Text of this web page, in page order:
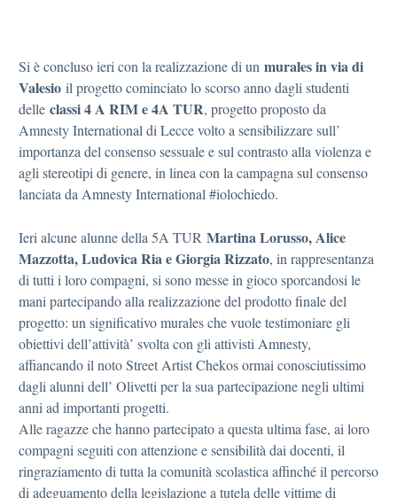
Si è concluso ieri con la realizzazione di un murales in via di
Valesio il progetto cominciato lo scorso anno dagli studenti
delle classi 4 A RIM e 4A TUR, progetto proposto da
Amnesty International di Lecce volto a sensibilizzare sull’
importanza del consenso sessuale e sul contrasto alla violenza e
agli stereotipi di genere, in linea con la campagna sul consenso
lanciata da Amnesty International #iolochiedo.
Ieri alcune alunne della 5A TUR Martina Lorusso, Alice
Mazzotta, Ludovica Ria e Giorgia Rizzato, in rappresentanza
di tutti i loro compagni, si sono messe in gioco sporcandosi le
mani partecipando alla realizzazione del prodotto finale del
progetto: un significativo murales che vuole testimoniare gli
obiettivi dell’attività’ svolta con gli attivisti Amnesty,
affiancando il noto Street Artist Chekos ormai conosciutissimo
dagli alunni dell’ Olivetti per la sua partecipazione negli ultimi
anni ad importanti progetti.
Alle ragazze che hanno partecipato a questa ultima fase, ai loro
compagni seguiti con attenzione e sensibilità dai docenti, il
ringraziamento di tutta la comunità scolastica affinché il percorso
di adeguamento della legislazione a tutela delle vittime di